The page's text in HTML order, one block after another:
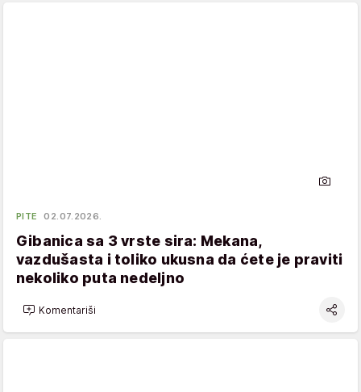
PITE 02.07.2026.
Gibanica sa 3 vrste sira: Mekana,
vazdušasta i toliko ukusna da ćete je praviti
nekoliko puta nedeljno
Komentariši